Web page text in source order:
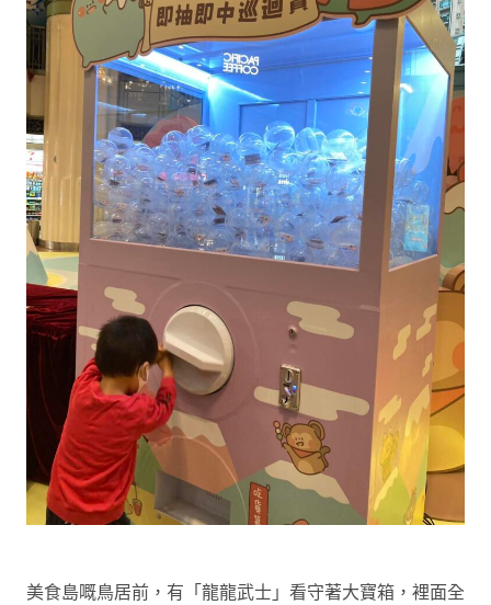
美食島嘅鳥居前，有「龍龍武士」看守著大寶箱，裡面全